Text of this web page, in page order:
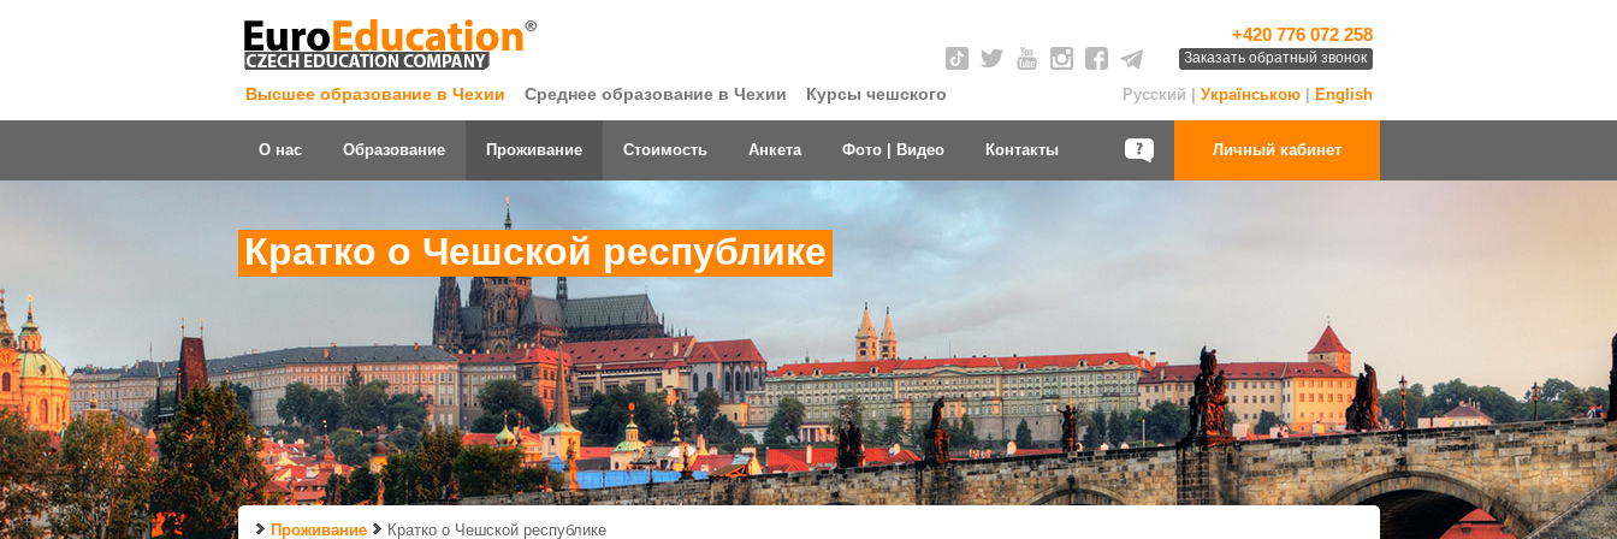
Высшее образование в Чехии Среднее образование в Чехии Курсы чешского
+420 776 072 258
Заказать обратный звонок
Русский | Українською| English
О нас Образование Проживание Стоимость Анкета Фото | Видео Контакты Личный кабинет
Кратко о Чешской республике
Проживание Кратко о Чешской республике